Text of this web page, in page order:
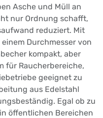
Asche und Müll an
nur Ordnung schafft,
reduziert. Mit
Durchmesser von
kompakt, aber
für Raucherbereiche,
geeignet zu
aus Edelstahl
Egal ob zu
öffentlichen Bereichen